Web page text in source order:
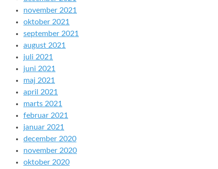
november 2021
oktober 2021
september 2021
august 2021
juli 2021
juni 2021
maj 2021
april 2021
marts 2021
februar 2021
januar 2021
december 2020
november 2020
oktober 2020